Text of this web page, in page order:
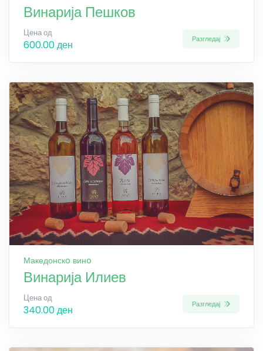
Винарија Пешков
Цена од
600.00 ден Разгледај
Македонскo винo
Винарија Илиев
Цена од
340.00 ден Разгледај